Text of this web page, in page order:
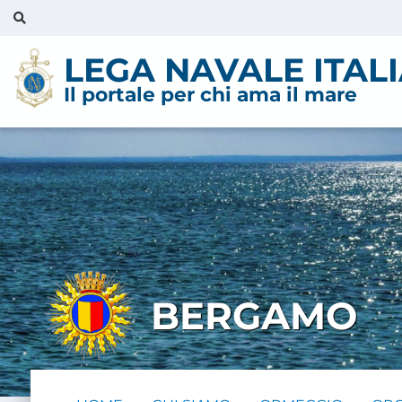
LEGA NAVALE
Il portale per chi ama il mare
BERGAMO